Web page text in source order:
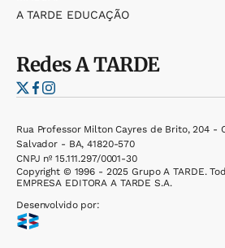
A TARDE EDUCAÇÃO
RedesA TARDE
Rua Professor Milton Cayres de Brito, 204 -
Salvador - BA, 41820-570
CNPJ nº 15.111.297/0001-30
Copyright © 1996 - 2025 Grupo A TARDE.
EMPRESA EDITORA A TARDE S.A.
Desenvolvido por: